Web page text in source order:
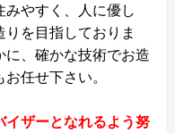
みやすく、人に優し
を目指しておりま
に、確かな技術でお造
任せ下さい。
イザーとなれるよう努